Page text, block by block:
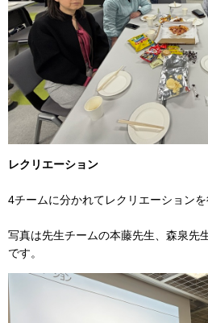
レクリエーション
4チームに分かれてレクリエーションを
写真は先生チームの本藤先生、森泉先
です。